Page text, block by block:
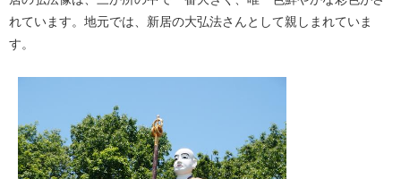
れています。地元では、新居の大弘法さんとして親しまれていま
す。